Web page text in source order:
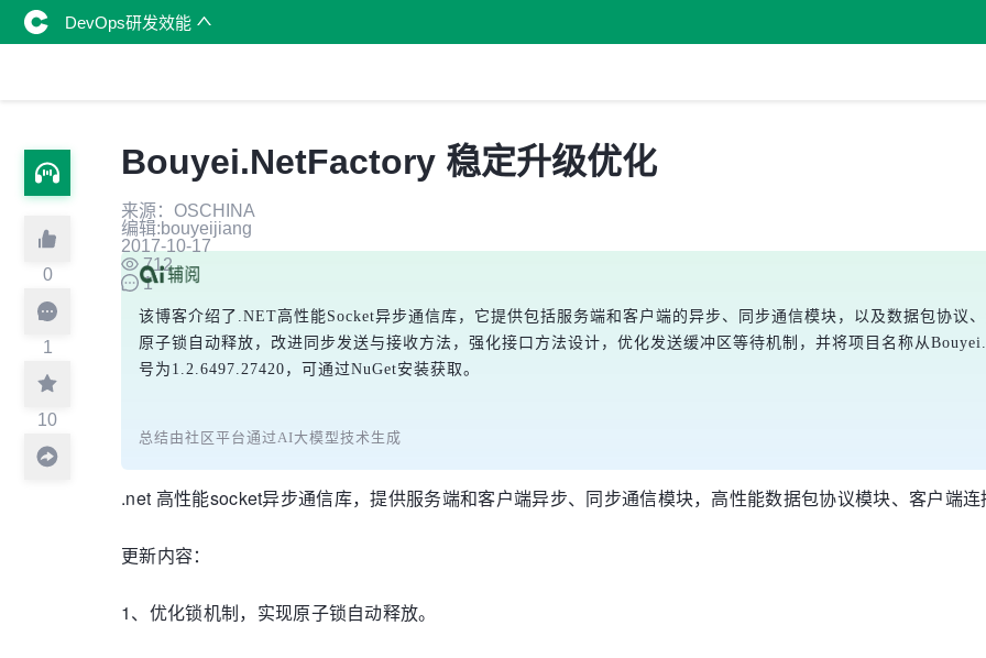
DevOps研发效能
0
1
10
Bouyei.NetFactory 稳定升级优化
来源：OSCHINA
编辑:bouyeijiang
2017-10-17
712
1
该博客介绍了.NET高性能Socket异步通信库，它提供包括服务端和客户端的异步、同步通信模块，以及数据包协议
原子锁自动释放，改进同步发送与接收方法，强化接口方法设计，优化发送缓冲区等待机制，并将项目名称从
号为1.2.6497.27420，可通过NuGet安装获取。
总结由社区平台通过AI大模型技术生成
.net 高性能socket异步通信库，提供服务端和客户端异步、同步通信模块，高性能数据包协议模块、客户端连
更新内容：
1、优化锁机制，实现原子锁自动释放。